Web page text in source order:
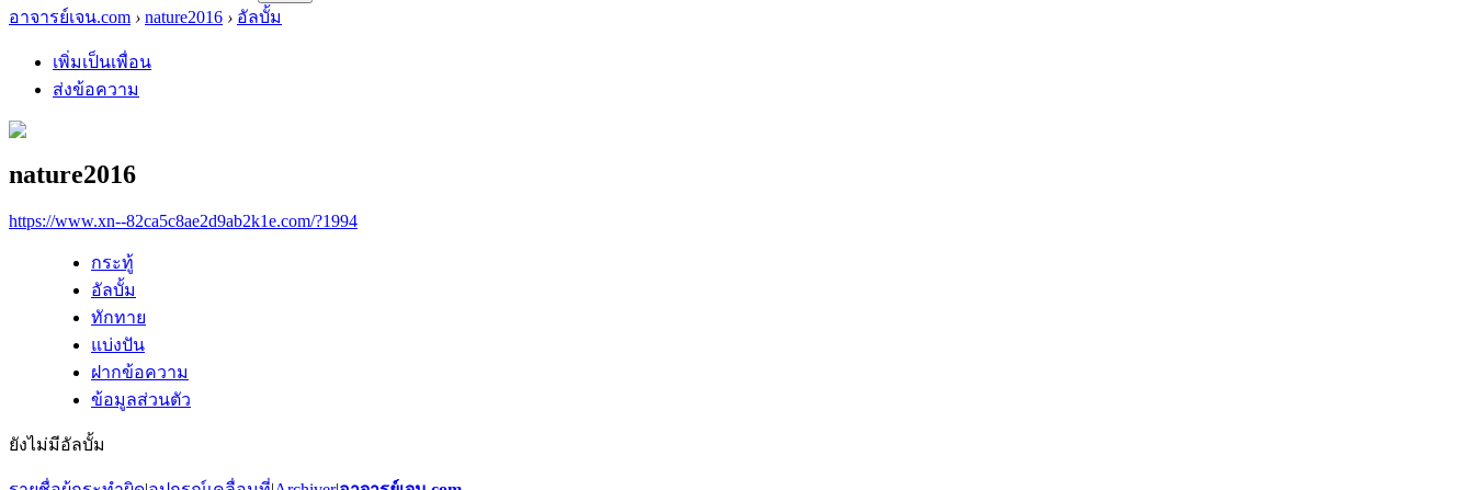
อาจารย์เจน.com › nature2016 › อัลบั้ม
เพิ่มเป็นเพื่อน
ส่งข้อความ
nature2016
https://www.xn--82ca5c8ae2d9ab2k1e.com/?1994
กระทู้
อัลบั้ม
ทักทาย
แบ่งปัน
ฝากข้อความ
ข้อมูลส่วนตัว
ยังไม่มีอัลบั้ม